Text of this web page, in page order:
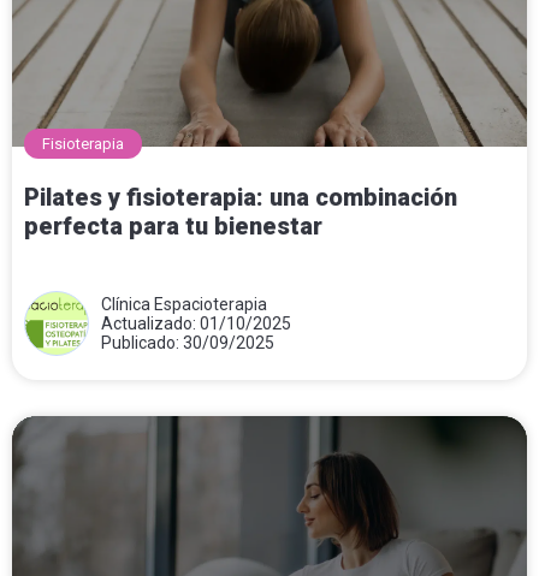
Fisioterapia
Pilates y fisioterapia: una combinación
perfecta para tu bienestar
Clínica Espacioterapia
Actualizado: 01/10/2025
Publicado: 30/09/2025